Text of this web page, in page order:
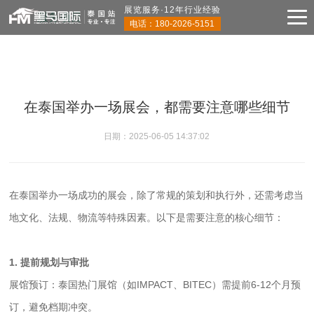
展览服务·12年行业经验
电话： 180-2026-5151 CASE
服务项目
在泰国举办一场展会，都需要注意哪些细节
日期：2025-06-05 14:37:02
在泰国举办一场成功的展会，除了常规的策划和执行外，还需考虑当
地文化、法规、物流等特殊因素。以下是需要注意的核心细节：
1. 提前规划与审批
展馆预订：泰国热门展馆（如IMPACT、BITEC）需提前6-12个月预
订，避免档期冲突。